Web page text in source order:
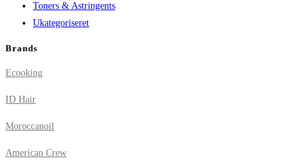
Toners & Astringents
Ukategoriseret
Brands
Ecooking
ID Hair
Moroccanoil
American Crew